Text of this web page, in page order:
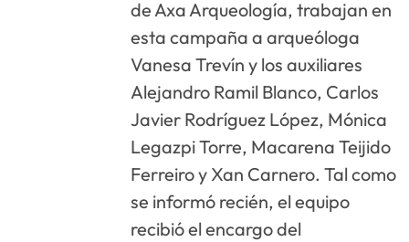
de Axa Arqueología, trabajan en
esta campaña a arqueóloga
Vanesa Trevín y los auxiliares
Alejandro Ramil Blanco, Carlos
Javier Rodríguez López, Mónica
Legazpi Torre, Macarena Teijido
Ferreiro y Xan Carnero. Tal como
se informó recién, el equipo
recibió el encargo del